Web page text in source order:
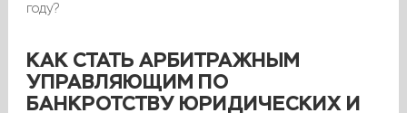
году?
КАК СТАТЬ АРБИТРАЖНЫМ
УПРАВЛЯЮЩИМ ПО
БАНКРОТСТВУ ЮРИДИЧЕСКИХ И